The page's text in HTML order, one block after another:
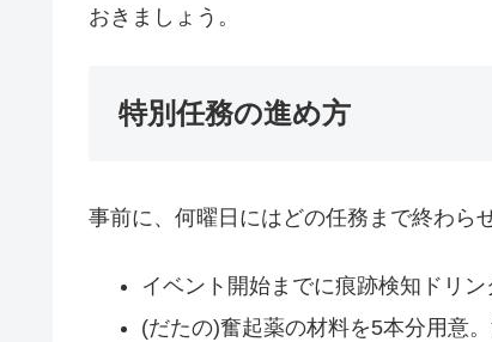
おきましょう。
特別任務の進め方
事前に、何曜日にはどの任務まで終わら
イベント開始までに痕跡検知ドリン
(だたの)奮起薬の材料を5本分用意